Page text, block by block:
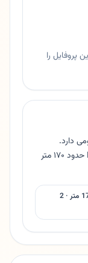
پروفایل را
دارد.
نزدیک‌ترین Bus Klinikum Nord (Heidberg) حدود ۱۷۰ متر
Bus: Klinikum Nord (Heidberg) · حدود 170 متر · 2